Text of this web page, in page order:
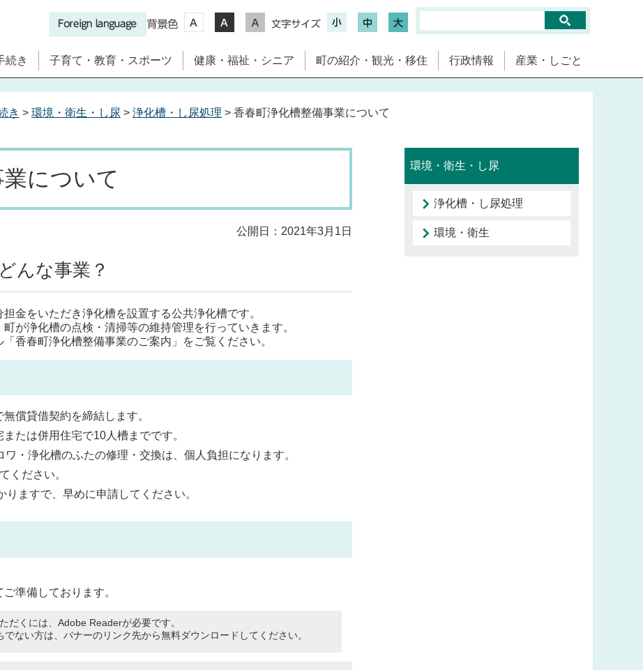
続き 子育て・教育・スポーツ 健康・福祉・シニア 町の紹介・観光・移住 行政情報 産業・しごと
き > 環境・衛生・し尿 > 浄化槽・し尿処理 > 香春町浄化槽整備事業について
について
公開日：2021年3月1日
んな事業？
金をいただき浄化槽を設置する公共浄化槽です。
が浄化槽の点検・清掃等の維持管理を行っていきます。
香春町浄化槽整備事業のご案内」をご覧ください。
償貸借契約を締結します。
たは併用住宅で10人槽までです。
・浄化槽のふたの修理・交換は、個人負担になります。
ください。
ますで、早めに申請してください。
準備しております。
だくには、Adobe Readerが必要です。
ない方は、バナーのリンク先から無料ダウンロードしてください。
環境・衛生・し尿
浄化槽・し尿処理
環境・衛生